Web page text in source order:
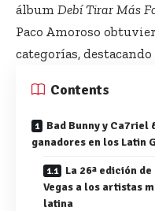
álbum Debí Tirar Más
Paco Amoroso
categorías,
Contents
Bad Bunny y Ca7riel
ganadores en los Latin
La 26ª edición
Vegas a los artistas
latina